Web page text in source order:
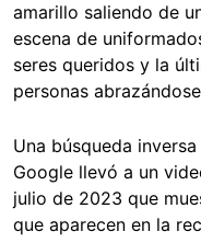
amarillo saliendo de
escena de
seres queridos y la
personas
Una búsqueda
Google llevó a un
julio de 2023 que
que aparecen en la